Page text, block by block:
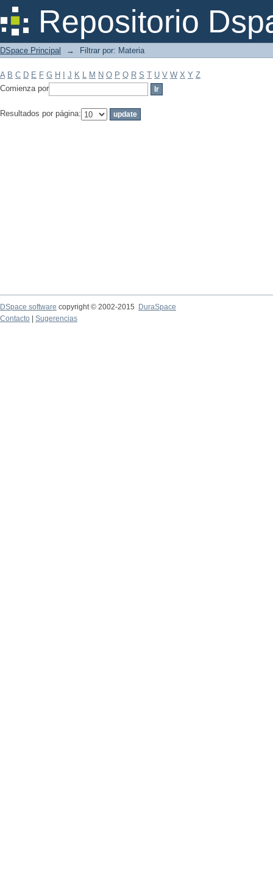
Repositorio
Filtrar por: Materia
DSpace Principal → Filtrar por: Materia
A B C D E F G H J K L M N O P Q R S T U V W X Y Z
Comienza por
Resultados por página:
DSpace software copyright © 2002-2015
DuraSpace
Contacto
Sugerencias